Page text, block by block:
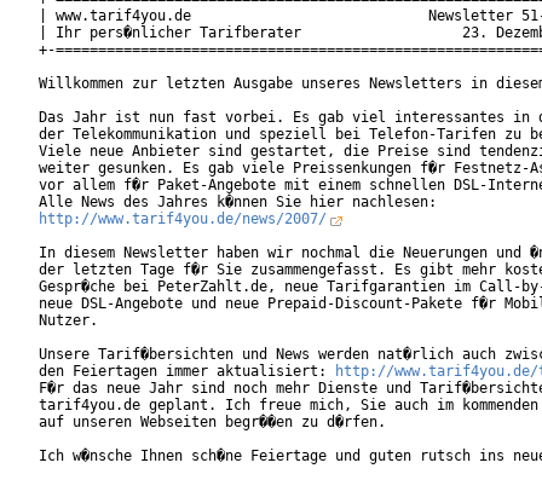
| www.tarif4you.de                            Newsletter 51-
| Ihr pers�nlicher Tarifberater                   23.
+-
Willkommen zur letzten Ausgabe unseres Newsletters in
Das Jahr ist nun fast vorbei. Es gab viel interessantes in
der Telekommunikation und speziell bei Telefon-Tarifen zu
Viele neue Anbieter sind gestartet, die Preise sind
weiter gesunken. Es gab viele Preissenkungen f�r Festnetz-
vor allem f�r Paket-Angebote mit einem schnellen DSL-
http://www.tarif4you.de/news/2007/
In diesem Newsletter haben wir nochmal die Neuerungen und
der letzten Tage f�r Sie zusammengefasst. Es gibt mehr
Gespr�che bei PeterZahlt.de, neue Tarifgarantien im Call-
neue DSL-Angebote und neue Prepaid-Discount-Pakete f�r
Nutzer.
Unsere Tarif�bersichten und News werden nat�rlich auch
den Feiertagen immer aktualisiert:
http://
F�r das neue Jahr sind noch mehr Dienste und
tarif4you.de geplant. Ich freue mich, Sie auch im
auf unseren Webseiten begr��en zu d�rfen.
Ich w�nsche Ihnen sch�ne Feiertage und guten rutsch ins